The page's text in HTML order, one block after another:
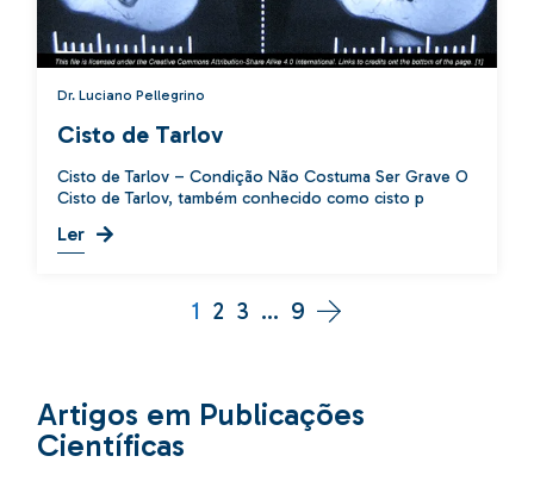
Dr. Luciano Pellegrino
Cisto de Tarlov
Cisto de Tarlov – Condição Não Costuma Ser Grave O
Cisto de Tarlov, também conhecido como cisto p
Ler
1 2 3 … 9
Artigos em Publicações
Científicas